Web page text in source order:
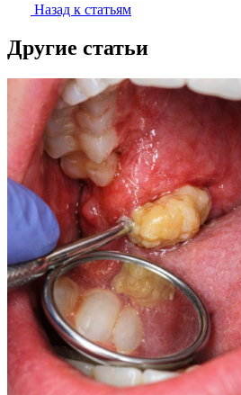
Назад к статьям
Другие статьи